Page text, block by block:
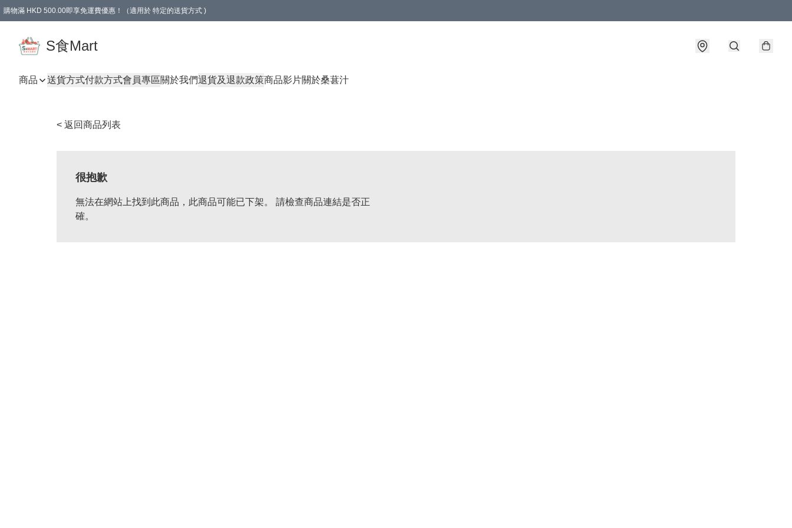
購物滿 HKD 500.00即享免運費優惠！（適用於 特定的送貨方式 )
S食Mart
商品 送貨方式付款方式會員專區關於我們退貨及退款政策商品影片關於桑葚汁
< 返回商品列表
很抱歉
無法在網站上找到此商品，此商品可能已下架。 請檢查商品連結是否正
確。